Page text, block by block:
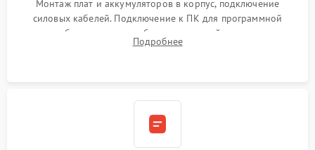
Монтаж плат и аккумуляторов в корпус, подключение
силовых кабелей. Подключение к ПК для программной
калибровки констант батареи, настройки порогов
срабатывания AVR и сброса счетчиков старения АКБ.
Подробнее